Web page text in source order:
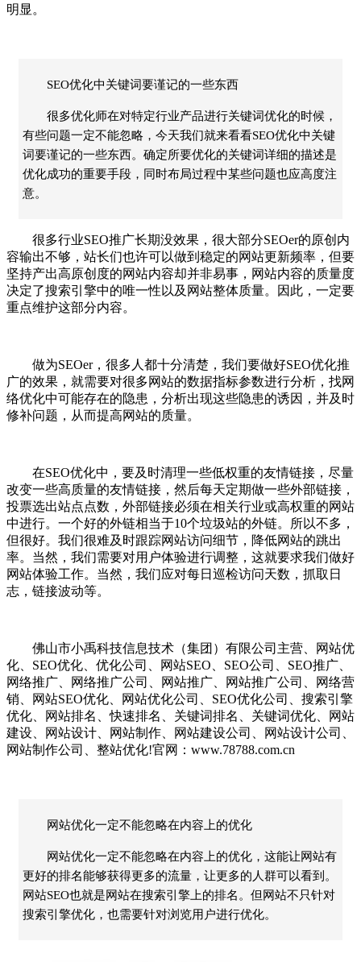
明显。
SEO优化中关键词要谨记的一些东西
很多优化师在对特定行业产品进行关键词优化的时候，
有些问题一定不能忽略，今天我们就来看看SEO优化中关键
词要谨记的一些东西。确定所要优化的关键词详细的描述是
优化成功的重要手段，同时布局过程中某些问题也应高度注
意。
很多行业SEO推广长期没效果，很大部分SEOer的原创内
容输出不够，站长们也许可以做到稳定的网站更新频率，但要
坚持产出高原创度的网站内容却并非易事，网站内容的质量度
决定了搜索引擎中的唯一性以及网站整体质量。因此，一定要
重点维护这部分内容。
做为SEOer，很多人都十分清楚，我们要做好SEO优化推
广的效果，就需要对很多网站的数据指标参数进行分析，找网
络优化中可能存在的隐患，分析出现这些隐患的诱因，并及时
修补问题，从而提高网站的质量。
在SEO优化中，要及时清理一些低权重的友情链接，尽量
改变一些高质量的友情链接，然后每天定期做一些外部链接，
投票选出站点点数，外部链接必须在相关行业或高权重的网站
中进行。一个好的外链相当于10个垃圾站的外链。所以不多，
但很好。我们很难及时跟踪网站访问细节，降低网站的跳出
率。当然，我们需要对用户体验进行调整，这就要求我们做好
网站体验工作。当然，我们应对每日巡检访问天数，抓取日
志，链接波动等。
佛山市小禹科技信息技术（集团）有限公司主营、网站优
化、SEO优化、优化公司、网站SEO、SEO公司、SEO推广、
网络推广、网络推广公司、网站推广、网站推广公司、网络营
销、网站SEO优化、网站优化公司、SEO优化公司、搜索引擎
优化、网站排名、快速排名、关键词排名、关键词优化、网站
建设、网站设计、网站制作、网站建设公司、网站设计公司、
网站制作公司、整站优化!官网：www.78788.com.cn
网站优化一定不能忽略在内容上的优化
网站优化一定不能忽略在内容上的优化，这能让网站有
更好的排名能够获得更多的流量，让更多的人群可以看到。
网站SEO也就是网站在搜索引擎上的排名。但网站不只针对
搜索引擎优化，也需要针对浏览用户进行优化。